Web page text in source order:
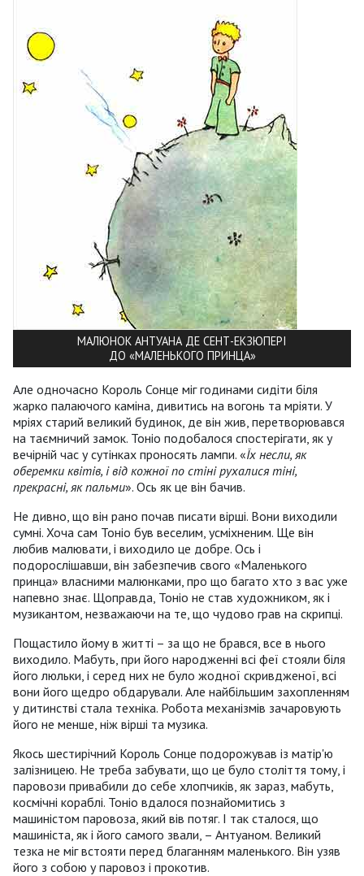
МАЛЮНОК АНТУАНА ДЕ СЕНТ-ЕКЗЮПЕРІ
ДО «МАЛЕНЬКОГО ПРИНЦА»
Але одночасно Король Сонце міг годинами сидіти біля
жарко палаючого каміна, дивитись на вогонь та мріяти. У
мріях старий великий будинок, де він жив, перетворювався
на таємничий замок. Тоніо подобалося спостерігати, як у
вечірній час у сутінках проносять лампи. «Їх несли, як
оберемки квітів, і від кожної по стіні рухалися тіні,
прекрасні, як пальми». Ось як це він бачив.
Не дивно, що він рано почав писати вірші. Вони виходили
сумні. Хоча сам Тоніо був веселим, усміхненим. Ще він
любив малювати, і виходило це добре. Ось і
подорослішавши, він забезпечив свого «Маленького
принца» власними малюнками, про що багато хто з вас уже
напевно знає. Щоправда, Тоніо не став художником, як і
музикантом, незважаючи на те, що чудово грав на скрипці.
Пощастило йому в житті – за що не брався, все в нього
виходило. Мабуть, при його народженні всі феї стояли біля
його люльки, і серед них не було жодної скривдженої, всі
вони його щедро обдарували. Але найбільшим захопленням
у дитинстві стала техніка. Робота механізмів зачаровують
його не менше, ніж вірші та музика.
Якось шестирічний Король Сонце подорожував із матір'ю
залізницею. Не треба забувати, що це було століття тому, і
паровози привабили до себе хлопчиків, як зараз, мабуть,
космічні кораблі. Тоніо вдалося познайомитись з
машиністом паровоза, який вів потяг. І так сталося, що
машиніста, як і його самого звали, – Антуаном. Великий
тезка не міг встояти перед благанням маленького. Він узяв
його з собою у паровоз і прокотив.